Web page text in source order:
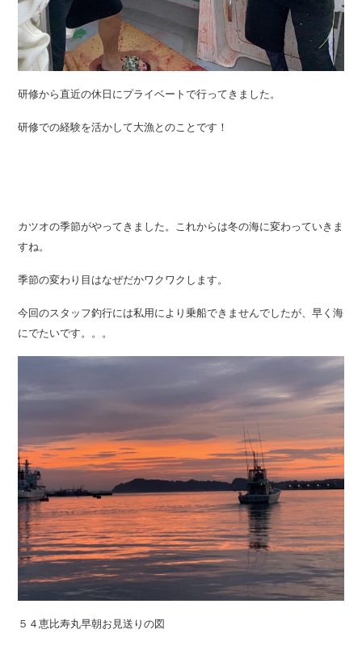
研修から直近の休日にプライベートで行ってきました。
研修での経験を活かして大漁とのことです！
カツオの季節がやってきました。これからは冬の海に変わっていきま
すね。
季節の変わり目はなぜだかワクワクします。
今回のスタッフ釣行には私用により乗船できませんでしたが、早く海
にでたいです。。。
５４恵比寿丸早朝お見送りの図